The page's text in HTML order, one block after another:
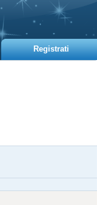
Registrati